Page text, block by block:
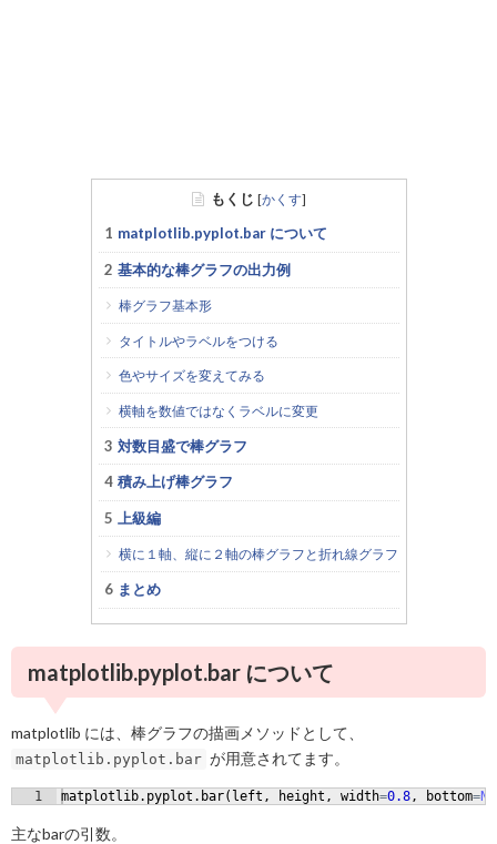
もくじ [かくす]
matplotlib.pyplot.bar について
基本的な棒グラフの出力例
棒グラフ基本形
タイトルやラベルをつける
色やサイズを変えてみる
横軸を数値ではなくラベルに変更
対数目盛で棒グラフ
積み上げ棒グラフ
上級編
横に１軸、縦に２軸の棒グラフと折れ線グラフ
まとめ
matplotlib.pyplot.bar について
matplotlib には、棒グラフの描画メソッドとして、
matplotlib.pyplot.bar が用意されてます。
1 matplotlib. pyplot . bar( left , height , width=0.8, bottom=
主なbarの引数。